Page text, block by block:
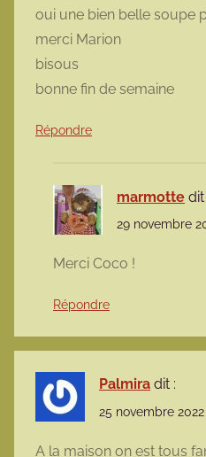
oui une bien belle soupe
merci Marion
bisous
bonne fin de semaine
Répondre
marmotte dit
29 novembre
Merci Coco !
Répondre
Palmira dit :
25 novembre
A la maison on est tous